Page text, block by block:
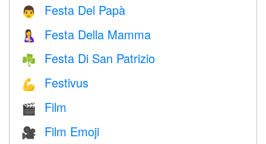
👨 Festa Del Papà
🤱 Festa Della Mamma
☘️ Festa Di San Patrizio
💪 Festivus
🎬 Film
🎥 Film Emoji